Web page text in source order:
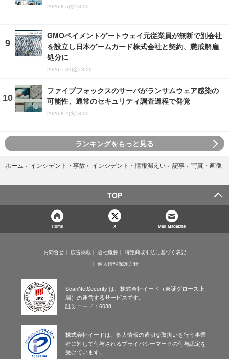
2026.8.5(水) 8:05
GMOペイメントゲートウェイ元従業員が無断で別会社
を設立し日本ゲームカード株式会社と契約、懲戒解雇
処分に
2026.7.31(金) 8:05
ファイブフォックスのサーバがランサムウェア感染の
可能性、通常のセキュリティ調査過程で発覚
2026.8.4(火) 8:05
ランキングをもっと見る
ホーム › インシデント・事故 › インシデント・情報漏えい › 記事 › 写真・画像
TOP
Home X Mail Magazine
お問合せ 広告掲載 会社概要
特定商取引法に基づく表記
個人情報保護方針
ScanNetSecurity は、株式会社イード（東証グロース上
場）の運営するサービスです。
証券コード：6038
株式会社イードは、個人情報の適切な取扱いを行う事業
者に対して付与されるプライバシーマークの付与認定を
受けています。